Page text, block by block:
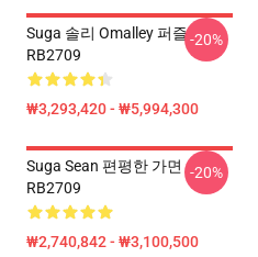
Suga 솔리 Omalley 퍼즐
RB2709
₩3,293,420 - ₩5,994,300
-20%
Suga Sean 편평한 가면
RB2709
₩2,740,842 - ₩3,100,500
-20%